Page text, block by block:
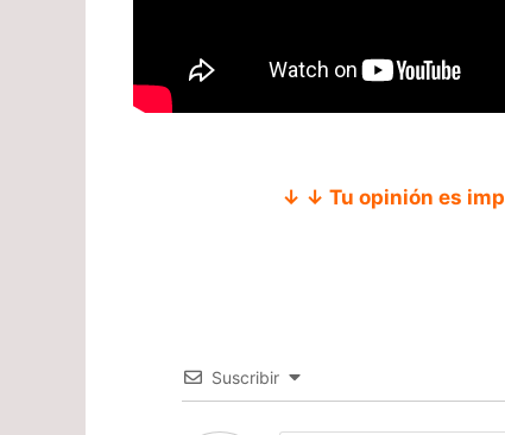
↓ ↓ Tu opinión es
Suscribir